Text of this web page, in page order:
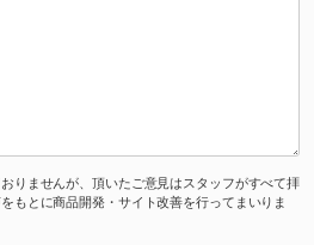
りませんが、頂いたご意見はスタッフがすべて拝
もとに商品開発・サイト改善を行ってまいりま